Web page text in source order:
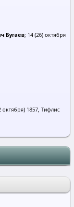
Бугаев; 14 (26) октября
октября) 1857, Тифлис